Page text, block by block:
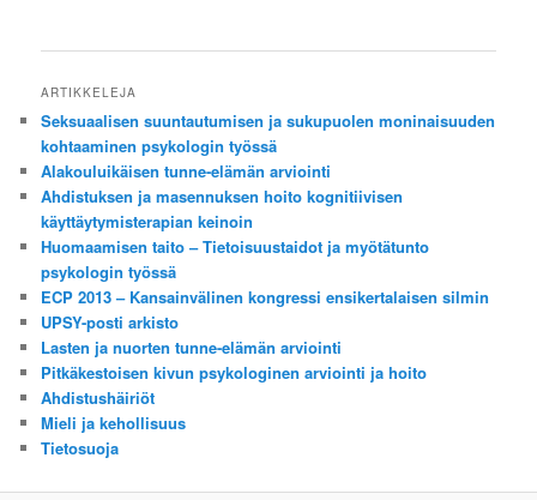
ARTIKKELEJA
Seksuaalisen suuntautumisen ja sukupuolen moninaisuuden
kohtaaminen psykologin työssä
Alakouluikäisen tunne-elämän arviointi
Ahdistuksen ja masennuksen hoito kognitiivisen
käyttäytymisterapian keinoin
Huomaamisen taito – Tietoisuustaidot ja myötätunto
psykologin työssä
ECP 2013 – Kansainvälinen kongressi ensikertalaisen silmin
UPSY-posti arkisto
Lasten ja nuorten tunne-elämän arviointi
Pitkäkestoisen kivun psykologinen arviointi ja hoito
Ahdistushäiriöt
Mieli ja kehollisuus
Tietosuoja